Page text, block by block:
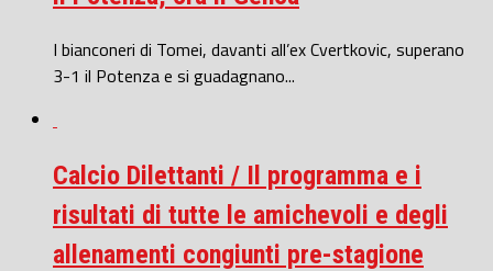
I bianconeri di Tomei, davanti all’ex Cvertkovic, superano
3-1 il Potenza e si guadagnano...
Calcio Dilettanti / Il programma e i
risultati di tutte le amichevoli e degli
allenamenti congiunti pre-stagione